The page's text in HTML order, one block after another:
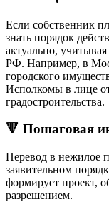
Если собственник
знать порядок
актуально,
РФ. Например, в
городского
Исполкомы в лице
градостроительства.
🔻 Пошаговая
Перевод в нежилое
заявительном
формирует проект,
разрешением.